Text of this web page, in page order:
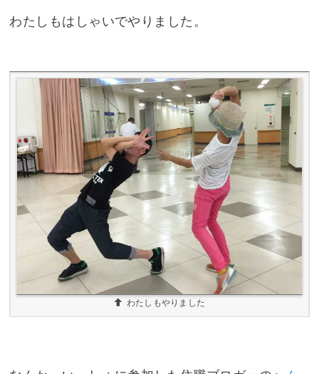
わたしもはしゃいでやりました。
わたしもやりました